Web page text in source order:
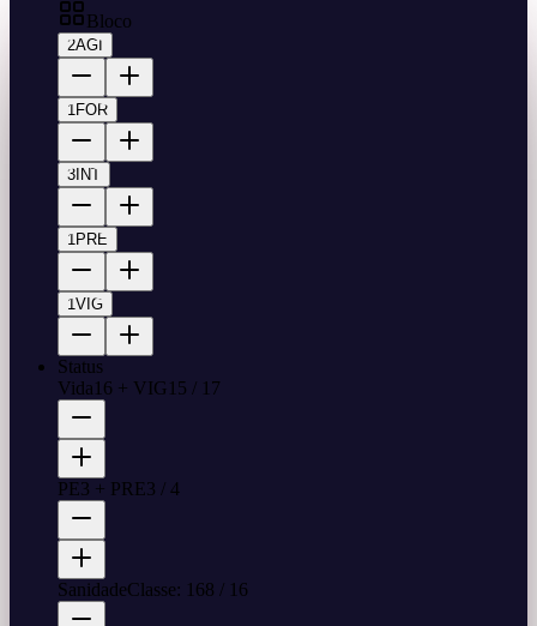
Bloco
2AGI
1FOR
3 INT
1PRE
1VIG
Status
Vida 16 + VIG 15 / 17
PE3 + PRE3 / 4
SanidadeClasse: 168 / 16